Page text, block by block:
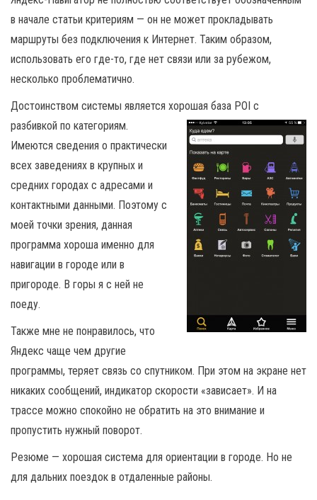
в начале статьи критериям — он не может прокладывать
маршруты без подключения к Интернет. Таким образом,
использовать его где-то, где нет связи или за рубежом,
несколько проблематично.
Достоинством системы является хорошая база POI с
разбивкой по категориям.
Имеются сведения о практически
всех заведениях в крупных и
средних городах с адресами и
контактными данными. Поэтому с
моей точки зрения, данная
программа хороша именно для
навигации в городе или в
пригороде. В горы я с ней не
поеду.
Также мне не понравилось, что
Яндекс чаще чем другие
программы, теряет связь со спутником. При этом на экране нет
никаких сообщений, индикатор скорости «зависает». И на
трассе можно спокойно не обратить на это внимание и
пропустить нужный поворот.
Резюме — хорошая система для ориентации в городе. Но не
для дальних поездок в отдаленные районы.